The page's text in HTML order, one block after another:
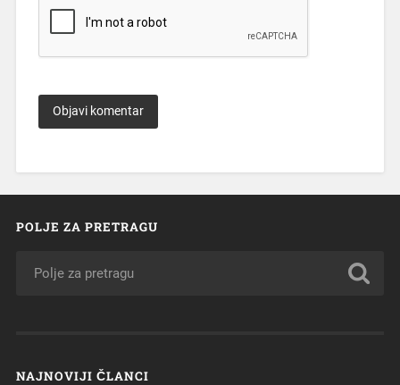
POLJE ZA PRETRAGU
NAJNOVIJI ČLANCI